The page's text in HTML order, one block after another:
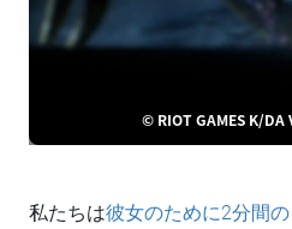
© RIOT GAMES K/DA
私たちは彼女のために2分間